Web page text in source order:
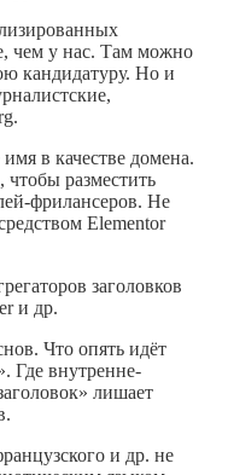
чем у нас. Там можно
кандидатуру. Но и
в качестве домена.
разместить
фрилансеров. Не
Elementor
заголовков
и др.
Что опять идёт
Где внутренне-
лишает
и др. не